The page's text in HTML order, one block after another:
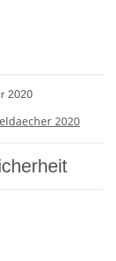
2020
2020